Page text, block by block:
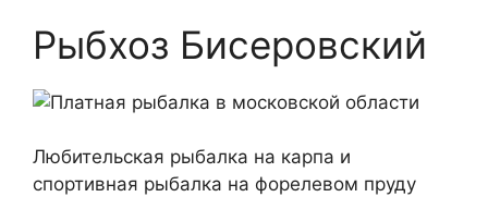
Рыбхоз Бисеровский
Любительская рыбалка на карпа и
спортивная рыбалка на форелевом пруду